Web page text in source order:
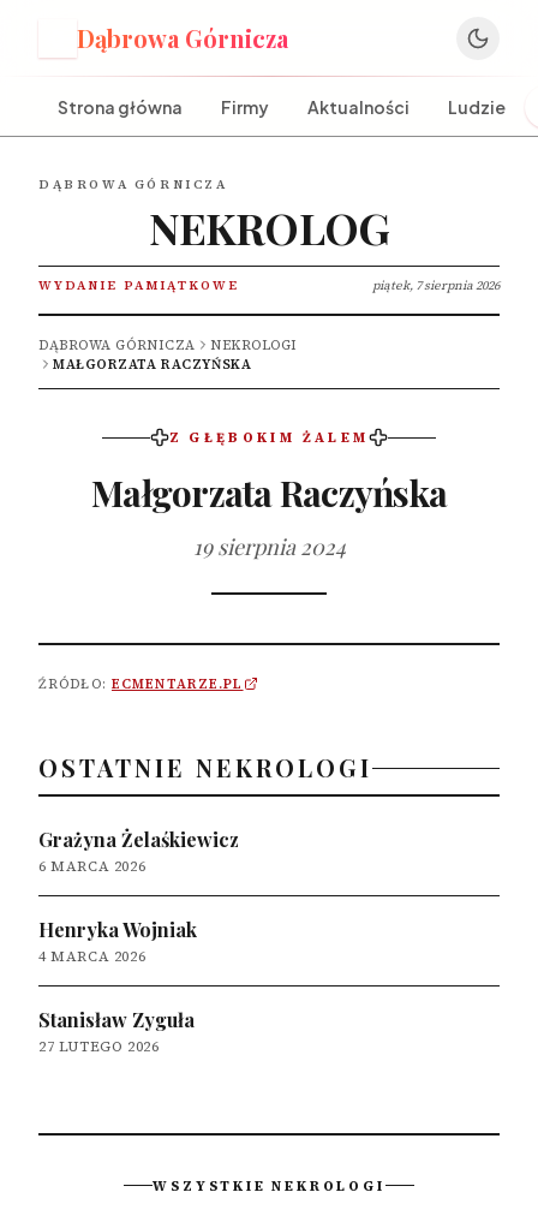
Dąbrowa Górnicza
Strona główna Firmy Aktualności Ludzie
DĄBROWA GÓRNICZA
NEKROLOG
WYDANIE PAMIĄTKOWE piątek, 7 sierpnia 2026
DĄBROWA GÓRNICZA
NEKROLOGI
MAŁGORZATA RACZYŃSKA
Z GŁĘBOKIM ŻALEM
Małgorzata Raczyńska
19 sierpnia 2024
ŹRÓDŁO: ECMENTARZE.PL
OSTATNIE NEKROLOGI
Grażyna Żelaśkiewicz
6 MARCA 2026
Henryka Wojniak
4 MARCA 2026
Stanisław Zyguła
27 LUTEGO 2026
WSZYSTKIE NEKROLOGI